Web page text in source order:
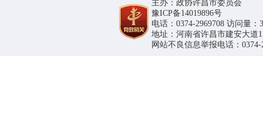
主办：政协许昌市委员会
豫ICP备14019896号
电话：0374-2969708 访问量：
地址：河南省许昌市建安大道
网站不良信息举报电话：